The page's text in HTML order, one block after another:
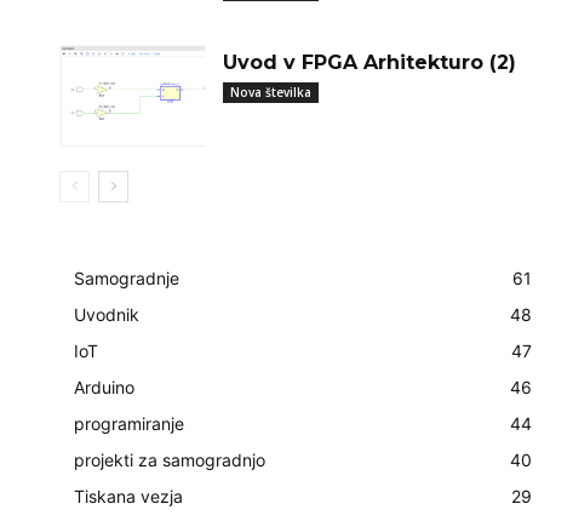
Uvod v FPGA Arhitekturo (2)
Nova številka
Samogradnje
61
Uvodnik
48
IoT
47
Arduino
46
programiranje
44
projekti za samogradnjo
40
Tiskana vezja
29